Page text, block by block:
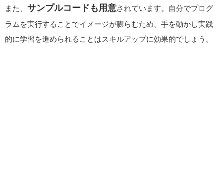
また、 サンプルコードも用意されています。自分でプログ
ラムを実行することでイメージが膨らむため、手を動かし実践
的に学習を進められることはスキルアップに効果的でしょう。